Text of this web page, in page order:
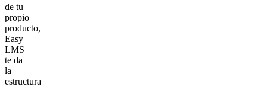
de tu
propio
producto,
Easy
LMS
te da
la
estructura